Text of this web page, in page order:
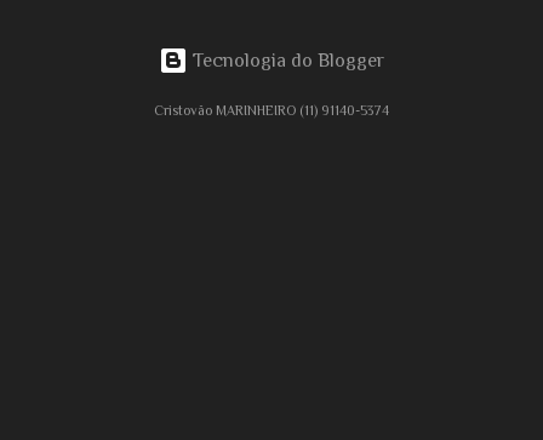
Tecnologia do Blogger
Cristovão MARINHEIRO (11) 91140-5374